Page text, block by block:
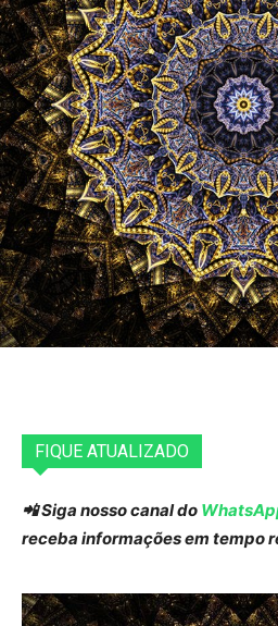
FIQUE ATUALIZADO
📲 Siga nosso canal do
receba informações em tempo